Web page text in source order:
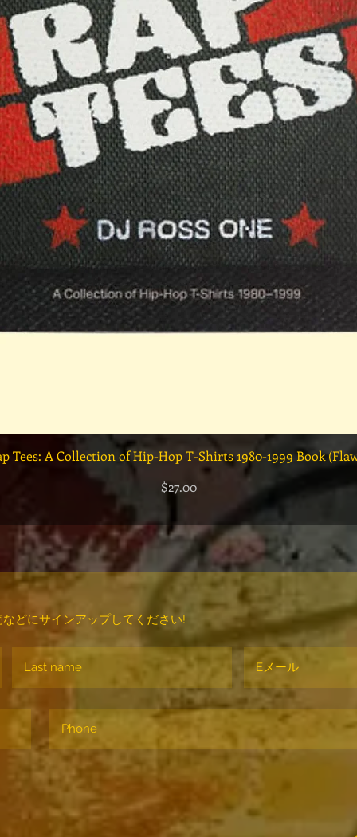
クイックビュー
Tees: A Collection of Hip-Hop T-Shirts 1980-1999 Book
価格
$27.00
どにサインアップしてください!